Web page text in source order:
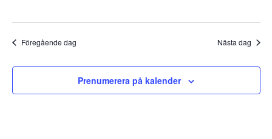
Föregående dag Nästa dag
Prenumerera på kalender